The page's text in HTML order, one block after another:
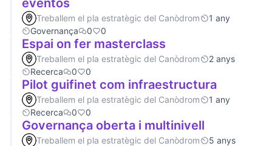
eventos
Treballem el pla estratègic del Canòdrom
1 any
Governança
0 0
Espai on fer masterclass
Treballem el pla estratègic del Canòdrom
2 anys
Recerca
0 0
Pilot guifinet com infraestructura
Treballem el pla estratègic del Canòdrom
1 any
Recerca
0 0
Governança oberta i multinivell
Treballem el pla estratègic del Canòdrom
5 anys